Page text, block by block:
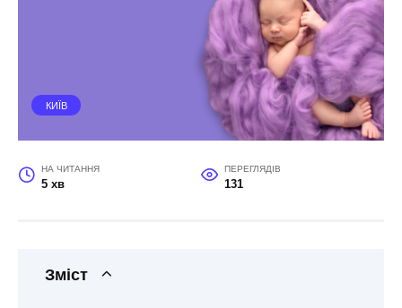
КИЇВ
НА ЧИТАННЯ
5 хв
ПЕРЕГЛЯДІВ
131
Зміст